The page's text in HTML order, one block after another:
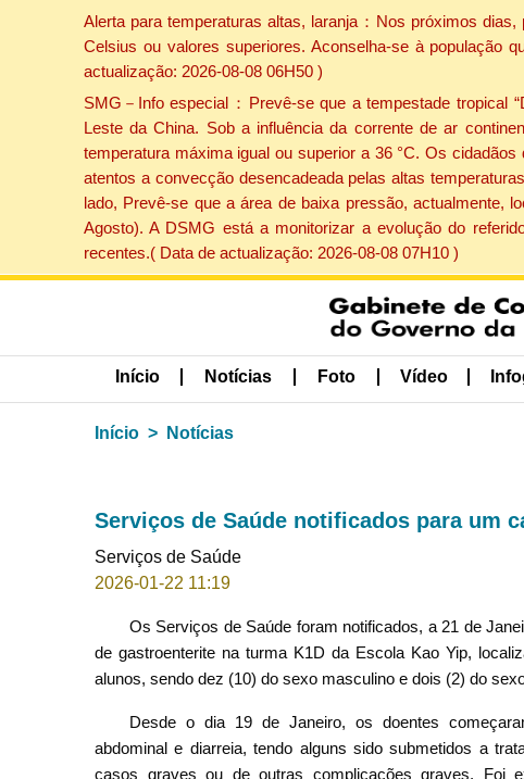
Alerta para temperaturas altas, laranja：Nos próximos
Celsius ou valores superiores. Aconselha-se à população
actualização: 2026-08-08 06H50 )
SMG－Info especial：Prevê-se que a tempestade tropical
Leste da China. Sob a influência da corrente de ar
temperatura máxima igual ou superior a 36 °C. Os
atentos a convecção desencadeada pelas altas
lado, Prevê-se que a área de baixa pressão, actualmente,
Agosto). A DSMG está a monitorizar a evolução do
recentes.( Data de actualização: 2026-08-08 07H10 )
Início Notícias Foto Vídeo
Início Notícias
Serviços de Saúde notificados para um
Serviços de Saúde
2026-01-22 11:19
Os Serviços de Saúde foram notificados, a 21 de
de gastroenterite na turma K1D da Escola Kao Yip,
alunos, sendo dez (10) do sexo masculino e dois (2) do
Desde o dia 19 de Janeiro, os doentes
abdominal e diarreia, tendo alguns sido submetidos a
casos graves ou de outras complicações graves. Foi